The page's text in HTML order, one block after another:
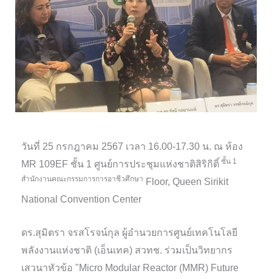
วันที่ 25 กรกฎาคม 2567 เวลา 16.00-17.30 น. ณ ห้อง
MR 109EF ชั้น 1 ศูนย์การประชุมแห่งชาติสิริกิติ์ชั้น 1
สำนักงานคณะกรรมการการอาชีวศึกษา Floor, Queen Sirikit
National Convention Center
ดร.สุมิตรา จรสโรจน์กุล ผู้อำนวยการศูนย์เทคโนโลยี
พลังงานแห่งชาติ (เอ็นเทค) สวทช. ร่วมเป็นวิทยากร
เสวนาหัวข้อ "Micro Modular Reactor (MMR) Future